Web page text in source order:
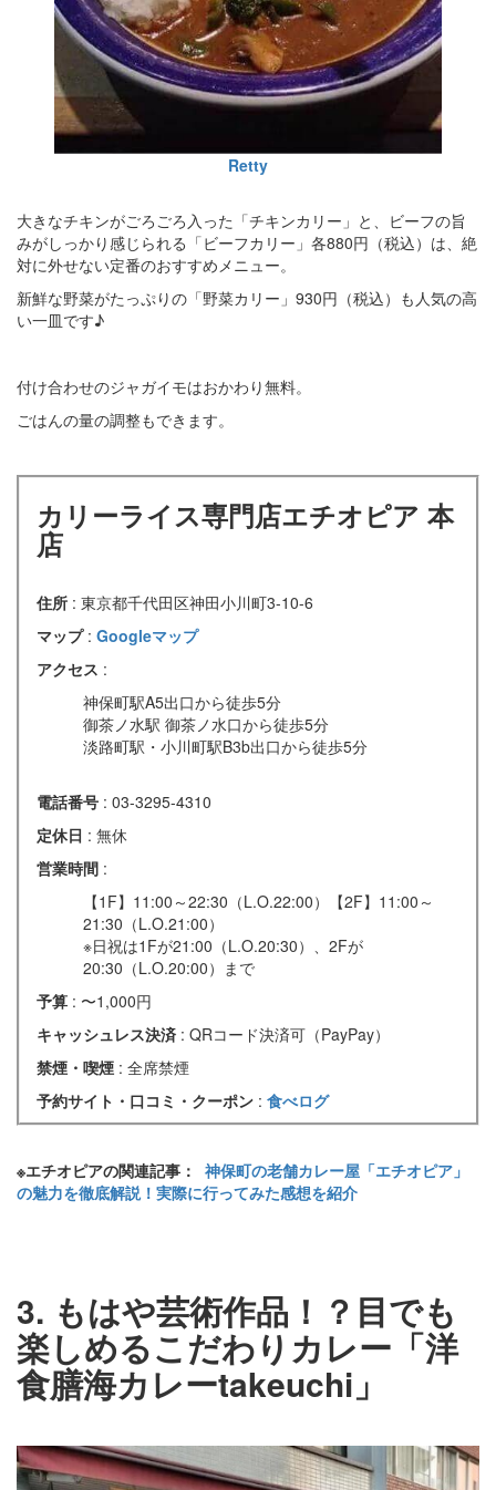
Retty
大きなチキンがごろごろ入った「チキンカリー」と、ビーフの旨
みがしっかり感じられる「ビーフカリー」各880円（税込）は、絶
対に外せない定番のおすすめメニュー。
新鮮な野菜がたっぷりの「野菜カリー」930円（税込）も人気の高
い一皿です♪
付け合わせのジャガイモはおかわり無料。
ごはんの量の調整もできます。
カリーライス専門店エチオピア 本
店
住所 : 東京都千代田区神田小川町3-10-6
マップ : Googleマップ
アクセス :
神保町駅A5出口から徒歩5分
御茶ノ水駅 御茶ノ水口から徒歩5分
淡路町駅・小川町駅B3b出口から徒歩5分
電話番号 : 03-3295-4310
定休日 : 無休
営業時間 :
【1F】11:00～22:30（L.O.22:00）【2F】11:00～
21:30（L.O.21:00）
※日祝は1Fが21:00（L.O.20:30）、2Fが
20:30（L.O.20:00）まで
予算 : 〜1,000円
キャッシュレス決済 : QRコード決済可（PayPay）
禁煙・喫煙 : 全席禁煙
予約サイト・口コミ・クーポン : 食べログ
※エチオピアの関連記事： 神保町の老舗カレー屋「エチオピア」
の魅力を徹底解説！実際に行ってみた感想を紹介
3. もはや芸術作品！？目でも
楽しめるこだわりカレー「洋
食膳海カレーtakeuchi」